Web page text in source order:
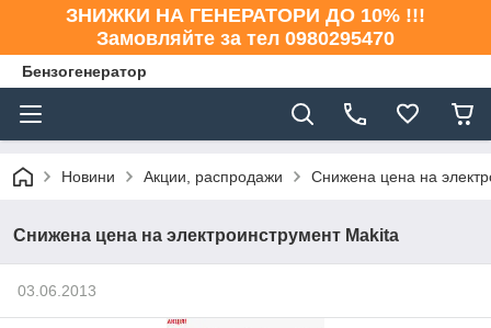
ЗНИЖКИ НА ГЕНЕРАТОРИ ДО 10% !!!
Замовляйте за тел 0980295470
Бензогенератор
Новини Акции, распродажи Снижена цена на
Снижена цена на электроинструмент Makita
03.06.2013